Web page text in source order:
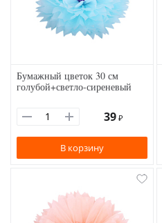
Бумажный цветок 30 см
голубой+светло-сиреневый
39 ₽
В корзину